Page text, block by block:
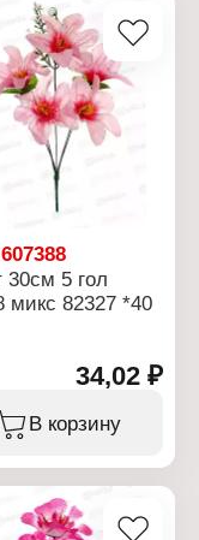
607388
30см 5 гол
82327 *40
34,02 ₽
В корзину